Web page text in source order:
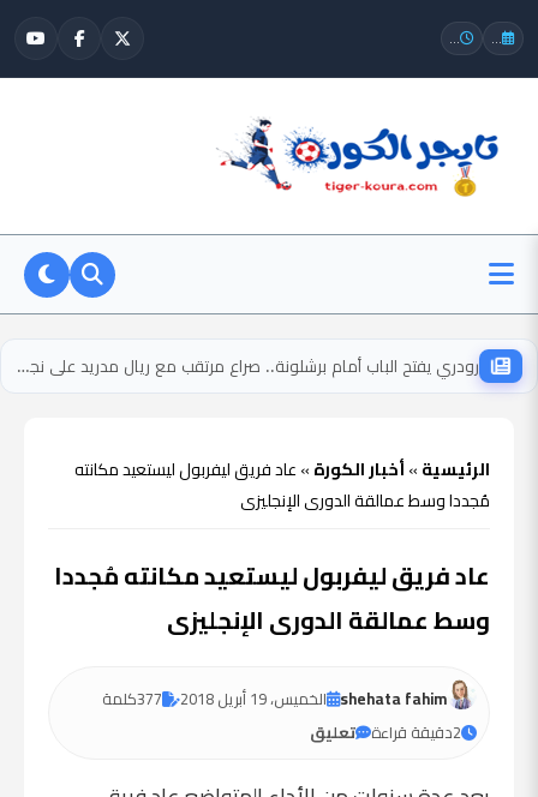
...
...
رودري يفتح الباب أمام برشلونة.. صراع مرتقب مع ريال مدريد على نجم مانشستر سيتي
الرئيسية»أخبار الكورة»عاد فريق ليفربول ليستعيد مكانته
مُجددا وسط عمالقة الدورى الإنجليزى
عاد فريق ليفربول ليستعيد مكانته مُجددا
وسط عمالقة الدورى الإنجليزى
shehata fahim الخميس، 19 أبريل 2018 377كلمة
2دقيقة قراءة تعليق